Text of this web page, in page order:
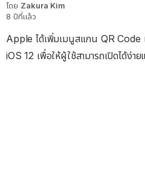
โดย Zakura Kim
8 ปีที่แล้ว
Apple ได้เพิ่มเมนูสแกน QR
iOS 12 เพื่อให้ผู้ใช้สามารถเปิดได้ง่าย